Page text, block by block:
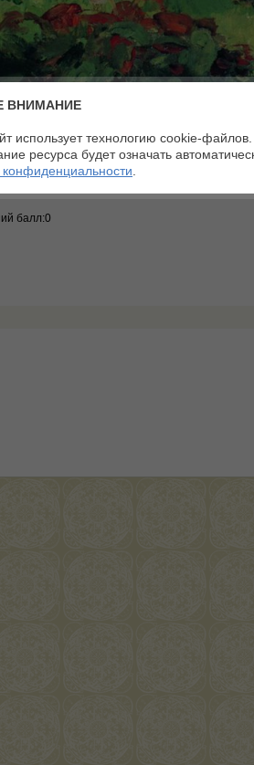
балл:0
ВНИМАНИЕ
использует технологию cookie-
ресурса будет означать